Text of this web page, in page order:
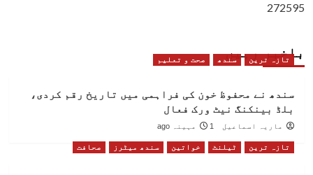
272595
باخبر رہیں
تازہ ترین سندھ صحت و تعلیم
سندھ نے محفوظ خون کی فراہمی میں تاریخ رقم کردی،
بلڈ بینکنگ نیٹ ورک فعال
ماریہ اسماعیل 1 مہینہ ago
تازہ ترین ٹیلنٹ خواتین سندھ میٹرز صحافت